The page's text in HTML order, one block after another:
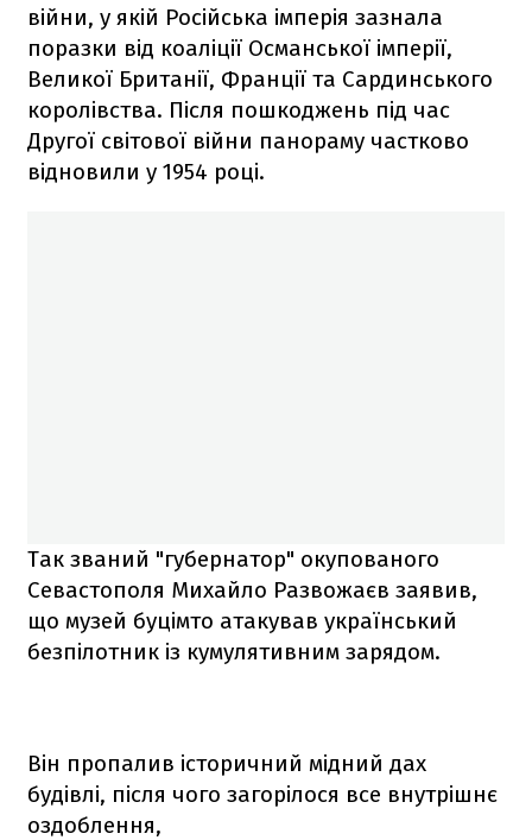
війни, у якій Російська імперія зазнала
поразки від коаліції Османської імперії,
Великої Британії, Франції та Сардинського
королівства. Після пошкоджень під час
Другої світової війни панораму частково
відновили у 1954 році.
Так званий "губернатор" окупованого
Севастополя Михайло Развожаєв заявив,
що музей буцімто атакував український
безпілотник із кумулятивним зарядом.
Він пропалив історичний мідний дах
будівлі, після чого загорілося все внутрішнє
оздоблення,